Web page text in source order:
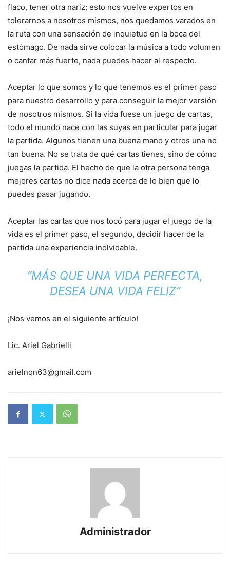
flaco, tener otra nariz; esto nos vuelve expertos en
tolerarnos a nosotros mismos, nos quedamos varados en
la ruta con una sensación de inquietud en la boca del
estómago. De nada sirve colocar la música a todo volumen
o cantar más fuerte, nada puedes hacer al respecto.
Aceptar lo que somos y lo que tenemos es el primer paso
para nuestro desarrollo y para conseguir la mejor versión
de nosotros mismos. Si la vida fuese un juego de cartas,
todo el mundo nace con las suyas en particular para jugar
la partida. Algunos tienen una buena mano y otros una no
tan buena. No se trata de qué cartas tienes, sino de cómo
juegas la partida. El hecho de que la otra persona tenga
mejores cartas no dice nada acerca de lo bien que lo
puedes pasar jugando.
Aceptar las cartas que nos tocó para jugar el juego de la
vida es el primer paso, el segundo, decidir hacer de la
partida una experiencia inolvidable.
“MÁS QUE UNA VIDA PERFECTA,
DESEA UNA VIDA FELIZ”
¡Nos vemos en el siguiente artículo!
Lic. Ariel Gabrielli
arielnqn63@gmail.com
Administrador